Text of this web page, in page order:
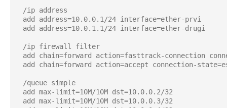
/ip address
add address=10.0.0.1/24 interface=ether-prvi
add address=10.0.1.1/24 interface=ether-drugi
/ip firewall filter
add chain=forward action=fasttrack-connection
add chain=forward action=accept connection-
/queue simple
add max-limit=10M/10M dst=10.0.0.2/32
add max-limit=10M/10M dst=10.0.0.3/32